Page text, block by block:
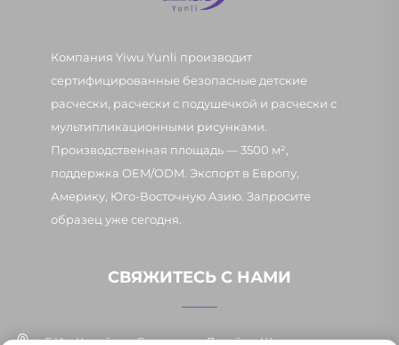
Компания Yiwu Yunli производит
сертифицированные безопасные детские
расчески, расчески с подушечкой и расчески с
мультипликационными рисунками.
Производственная площадь — 3500 м²,
поддержка OEM/ODM. Экспорт в Европу,
Америку, Юго-Восточную Азию. Запросите
образец уже сегодня.
СВЯЖИТЕСЬ С НАМИ
Г. Иу, Китай, ул. Синьпан, д. 7, район Шанси